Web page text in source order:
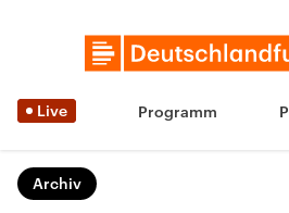
Live Programm
Archiv